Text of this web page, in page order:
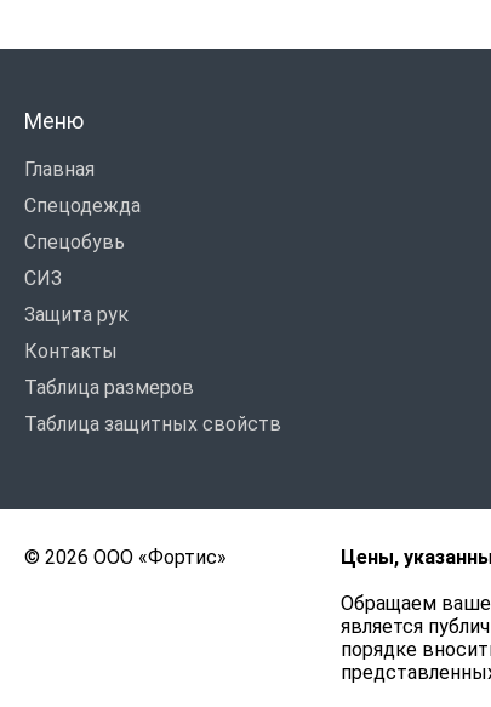
Меню
Главная
Спецодежда
Спецобувь
СИЗ
Защита рук
Контакты
Таблица размеров
Таблица защитных свойств
© 2026 ООО «Фортис»
Цены,
Обращаем ваше
является
порядке